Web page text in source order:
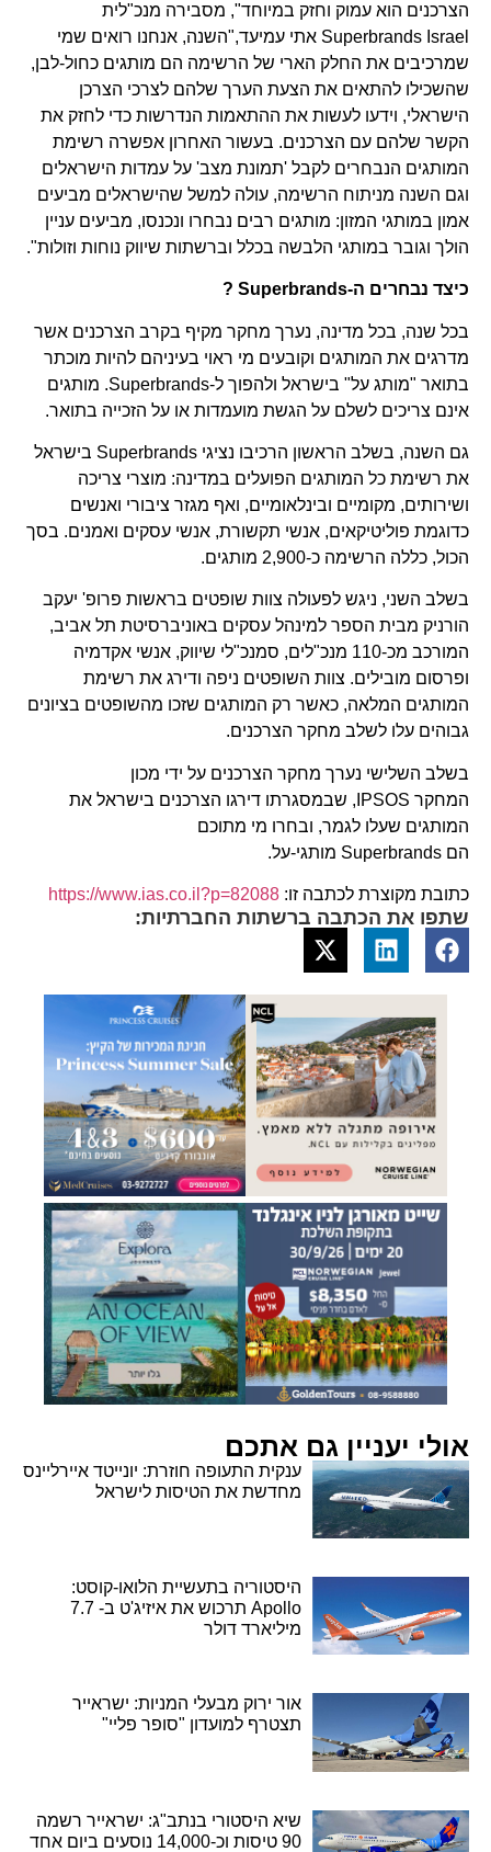
הצרכנים הוא עמוק וחזק במיוחד", מסבירה מנכ"לית
Superbrands Israel אתי עמיעד,"השנה, אנחנו רואים שמי
שמרכיבים את החלק הארי של הרשימה הם מותגים כחול-לבן,
שהשכילו להתאים את הצעת הערך שלהם לצרכי הצרכן
הישראלי, וידעו לעשות את ההתאמות הנדרשות כדי לחזק את
הקשר שלהם עם הצרכנים. בעשור האחרון אפשרה רשימת
המותגים הנבחרים לקבל 'תמונת מצב' על עמדות הישראלים
וגם השנה מניתוח הרשימה, עולה למשל שהישראלים מביעים
אמון במותגי המזון: מותגים רבים נבחרו ונכנסו, מביעים עניין
הולך וגובר במותגי הלבשה בכלל וברשתות שיווק נוחות וזולות".
כיצד נבחרים ה-Superbrands ?
בכל שנה, בכל מדינה, נערך מחקר מקיף בקרב הצרכנים אשר
מדרגים את המותגים וקובעים מי ראוי בעיניהם להיות מוכתר
בתואר "מותג על" בישראל ולהפוך ל-Superbrands. מותגים
אינם צריכים לשלם על הגשת מועמדות או על הזכייה בתואר.
גם השנה, בשלב הראשון הרכיבו נציגי Superbrands בישראל
את רשימת כל המותגים הפועלים במדינה: מוצרי צריכה
ושירותים, מקומיים ובינלאומיים, ואף מגזר ציבורי ואנשים
כדוגמת פוליטיקאים, אנשי תקשורת, אנשי עסקים ואמנים. בסך
הכול, כללה הרשימה כ-2,900 מותגים.
בשלב השני, ניגש לפעולה צוות שופטים בראשות פרופ' יעקב
הורניק מבית הספר למינהל עסקים באוניברסיטת תל אביב,
המורכב מכ-110 מנכ"לים, סמנכ"לי שיווק, אנשי אקדמיה
ופרסום מובילים. צוות השופטים ניפה ודירג את רשימת
המותגים המלאה, כאשר רק המותגים שזכו מהשופטים בציונים
גבוהים עלו לשלב מחקר הצרכנים.
בשלב השלישי נערך מחקר הצרכנים על ידי מכון
המחקר IPSOS, שבמסגרתו דירגו הצרכנים בישראל את
המותגים שעלו לגמר, ובחרו מי מתוכם
הם Superbrands מותגי-על.
כתובת מקוצרת לכתבה זו: https://www.ias.co.il?p=82088
שתפו את הכתבה ברשתות החברתיות:
אולי יעניין גם אתכם
ענקית התעופה חוזרת: יונייטד איירליינס
מחדשת את הטיסות לישראל
היסטוריה בתעשיית הלואו-קוסט:
Apollo תרכוש את איזיג'ט ב- 7.7
מיליארד דולר
אור ירוק מבעלי המניות: ישראייר
תצטרף למועדון "סופר פליי"
שיא היסטורי בנתב"ג: ישראייר רשמה
90 טיסות וכ-14,000 נוסעים ביום אחד